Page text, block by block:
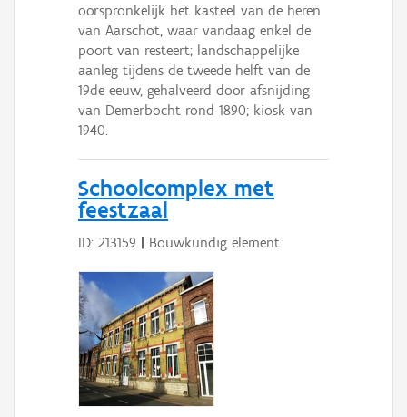
oorspronkelijk het kasteel van de heren
van Aarschot, waar vandaag enkel de
poort van resteert; landschappelijke
aanleg tijdens de tweede helft van de
19de eeuw, gehalveerd door afsnijding
van Demerbocht rond 1890; kiosk van
1940.
Schoolcomplex met
feestzaal
ID: 213159 | Bouwkundig element